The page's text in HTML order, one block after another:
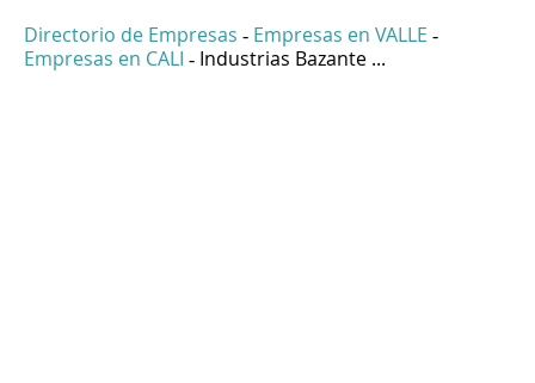
Directorio de Empresas - Empresas en VALLE -
Empresas en CALI - Industrias Bazante ...